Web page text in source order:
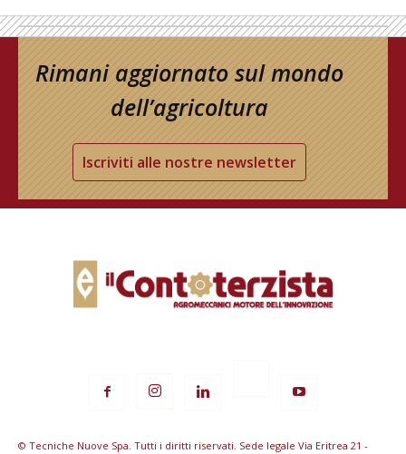
Rimani aggiornato sul mondo
dell’agricoltura
Iscriviti alle nostre newsletter
© Tecniche Nuove Spa. Tutti i diritti riservati. Sede legale Via Eritrea 21 -